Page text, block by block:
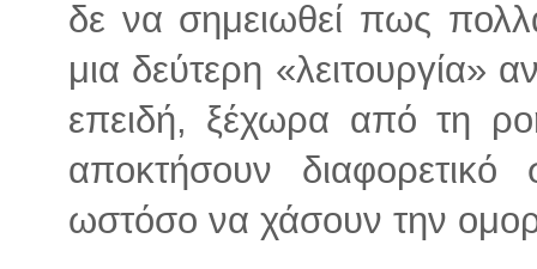
δε να σημειωθεί πως
μια δεύτερη
επειδή, ξέχωρα από τη
αποκτήσουν
ωστόσο να χάσουν την